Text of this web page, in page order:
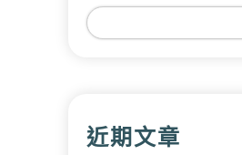
近期文章